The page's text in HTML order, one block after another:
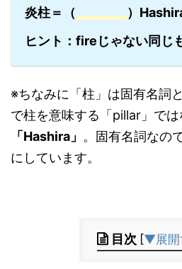
炎柱＝（
）
ヒント：fireじゃない同じ
※ちなみに「柱」は固有名詞
で柱を意味する「pillar」では
「Hashira」 。固有名詞なの
にしています。
目次 [▼展